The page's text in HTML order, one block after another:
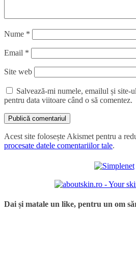
Nume *
Email *
Site web
Salvează-mi numele, emailul și site-
pentru data viitoare când o să comentez.
Acest site folosește Akismet pentru a
procesate datele comentariilor tale.
Dai și matale un like, pentru un om